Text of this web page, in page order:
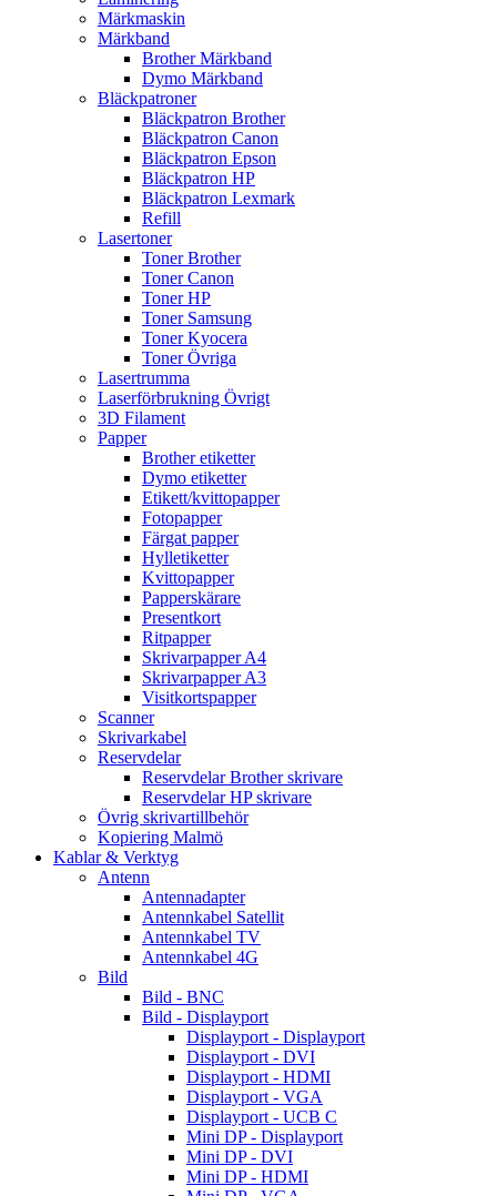
Märkmaskin
Märkband
Brother Märkband
Dymo Märkband
Bläckpatroner
Bläckpatron Brother
Bläckpatron Canon
Bläckpatron Epson
Bläckpatron HP
Bläckpatron Lexmark
Refill
Lasertoner
Toner Brother
Toner Canon
Toner HP
Toner Samsung
Toner Kyocera
Toner Övriga
Lasertrumma
Laserförbrukning Övrigt
3D Filament
Papper
Brother etiketter
Dymo etiketter
Etikett/kvittopapper
Fotopapper
Färgat papper
Hylletiketter
Kvittopapper
Papperskärare
Presentkort
Ritpapper
Skrivarpapper A4
Skrivarpapper A3
Visitkortspapper
Scanner
Skrivarkabel
Reservdelar
Reservdelar Brother skrivare
Reservdelar HP skrivare
Övrig skrivartillbehör
Kopiering Malmö
Kablar & Verktyg
Antenn
Antennadapter
Antennkabel Satellit
Antennkabel TV
Antennkabel 4G
Bild
Bild - BNC
Bild - Displayport
Displayport - Displayport
Displayport - DVI
Displayport - HDMI
Displayport - VGA
Displayport - UCB C
Mini DP - Displayport
Mini DP - DVI
Mini DP - HDMI